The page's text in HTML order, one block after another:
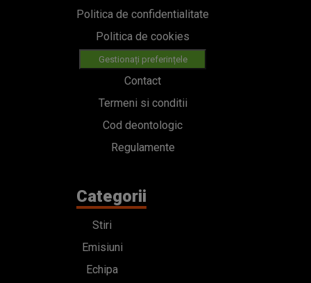
Politica de confidentialitate
Politica de cookies
Gestionați preferințele
Contact
Termeni si conditii
Cod deontologic
Regulamente
Categorii
Stiri
Emisiuni
Echipa